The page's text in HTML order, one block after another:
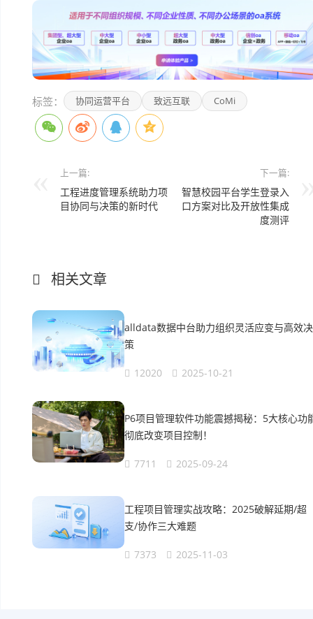
标签： 协同运营平台 致远互联 CoMi
上一篇:
工程进度管理系统助力项
目协同与决策的新时代
下一篇:
智慧校园平台学生登录入
口方案对比及开放性集成
度测评
相关文章
alldata数据中台助力组织灵活应变与高效决
策
12020 2025-10-21
P6项目管理软件功能震撼揭秘：5大核心功
彻底改变项目控制！
7711 2025-09-24
工程项目管理实战攻略：2025破解延期/超
支/协作三大难题
7373 2025-11-03